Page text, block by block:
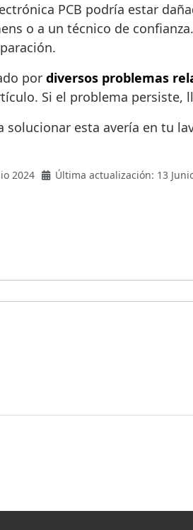
PCB podría estar
o a un técnico de
por diversos problemas
Si el problema persiste,
esta avería en tu
2024 Última actualización: 13